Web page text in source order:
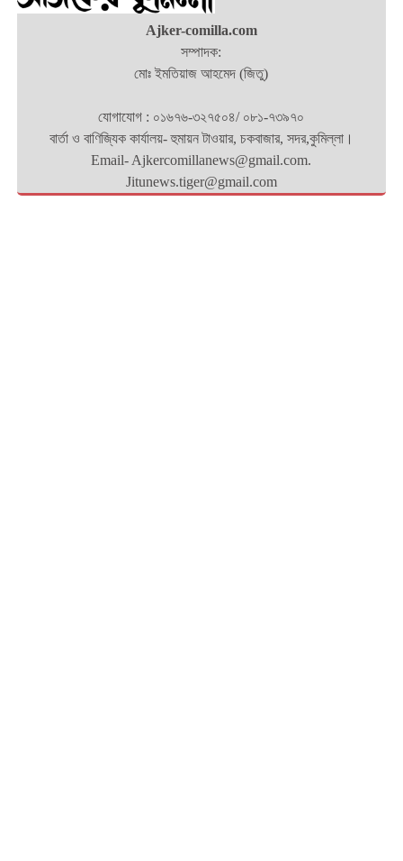
Ajker-comilla.com
সম্পাদক:
মোঃ ইমতিয়াজ আহমেদ (জিতু)
যোগাযোগ : ০১৬৭৬-৩২৭৫০৪/ ০৮১-৭৩৯৭০
বার্তা ও বাণিজ্যিক কার্যালয়- হুমায়ন টাওয়ার, চকবাজার, সদর,কুমিল্লা।
Email- Ajkercomillanews@gmail.com.
Jitunews.tiger@gmail.com